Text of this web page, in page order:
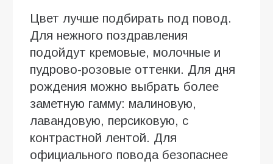
Цвет лучше подбирать под повод.
Для нежного поздравления
подойдут кремовые, молочные и
пудрово-розовые оттенки. Для дня
рождения можно выбрать более
заметную гамму: малиновую,
лавандовую, персиковую, с
контрастной лентой. Для
официального повода безопаснее